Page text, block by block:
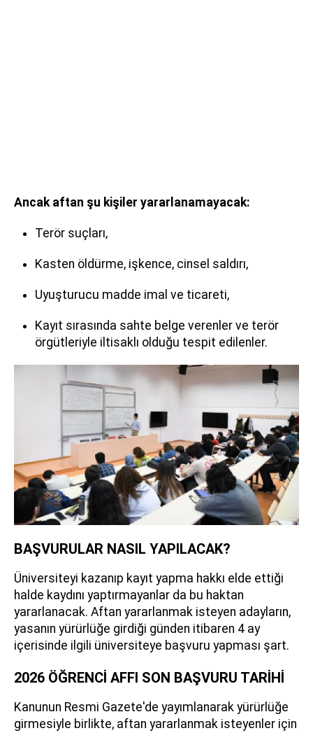
Ancak aftan şu kişiler yararlanamayacak:
Terör suçları,
Kasten öldürme, işkence, cinsel saldırı,
Uyuşturucu madde imal ve ticareti,
Kayıt sırasında sahte belge verenler ve terör
örgütleriyle iltisaklı olduğu tespit edilenler.
BAŞVURULAR NASIL YAPILACAK?
Üniversiteyi kazanıp kayıt yapma hakkı elde ettiği
halde kaydını yaptırmayanlar da bu haktan
yararlanacak. Aftan yararlanmak isteyen adayların,
yasanın yürürlüğe girdiği günden itibaren 4 ay
içerisinde ilgili üniversiteye başvuru yapması şart.
2026 ÖĞRENCİ AFFI SON BAŞVURU TARİHİ
Kanunun Resmi Gazete'de yayımlanarak yürürlüğe
girmesiyle birlikte, aftan yararlanmak isteyenler için